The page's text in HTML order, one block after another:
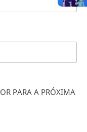
PARA A PRÓXIMA